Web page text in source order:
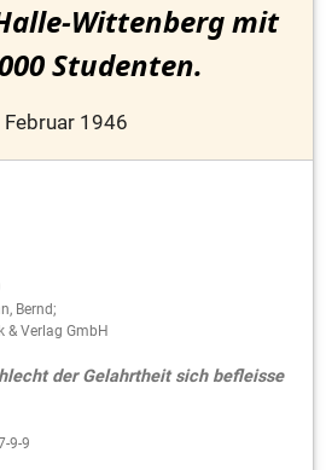
Wittenberg mit
Studenten.
Februar 1946
Bernd;
& Verlag GmbH
der Gelahrtheit sich befleisse
9-9